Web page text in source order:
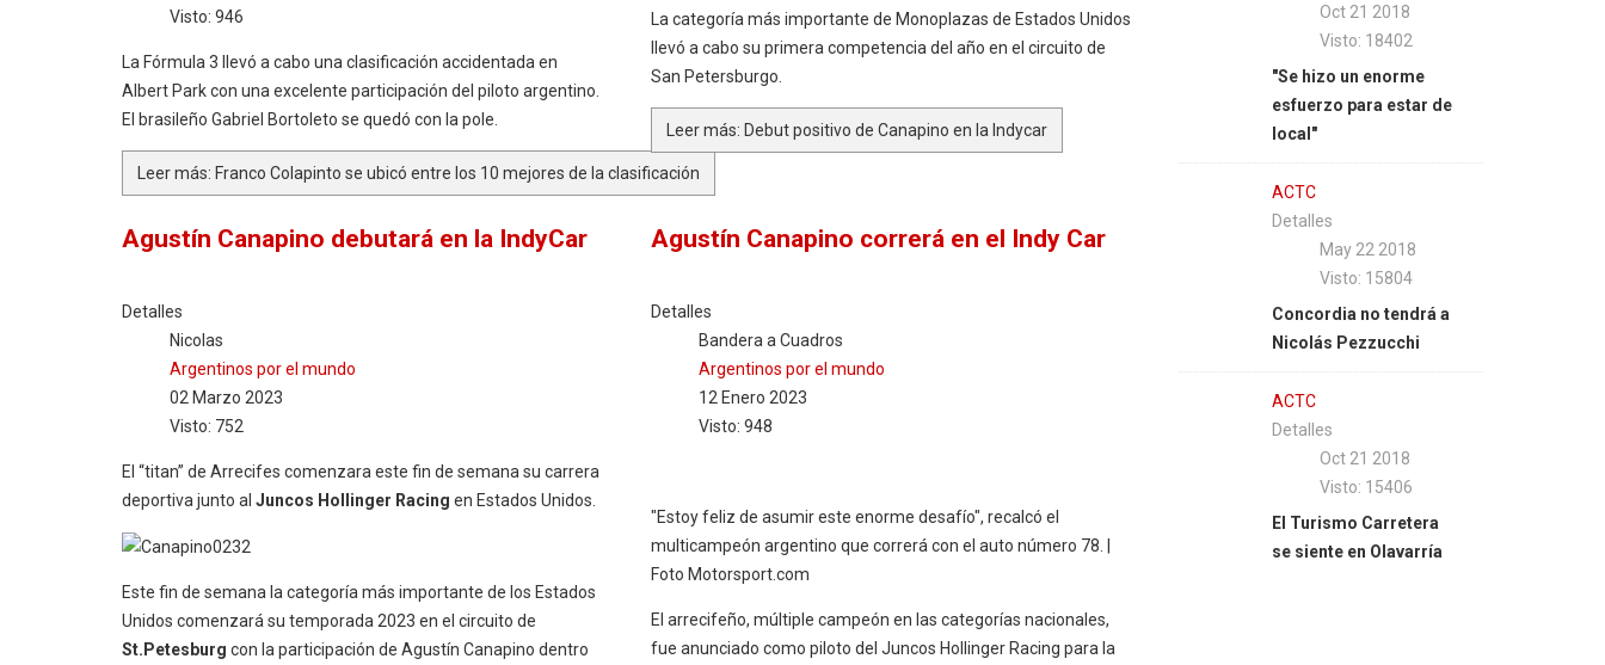
Visto: 946
La Fórmula 3 llevó a cabo una clasificación accidentada en
Albert Park con una excelente participación del piloto argentino.
El brasileño Gabriel Bortoleto se quedó con la pole.
Leer más: Franco Colapinto se ubicó entre los 10 mejores de la clasificación
La categoría más importante de Monoplazas de Estados Unidos
llevó a cabo su primera competencia del año en el circuito de
San Petersburgo.
Leer más: Debut positivo de Canapino en la Indycar
Agustín Canapino debutará en la IndyCar
Detalles
Nicolas
Argentinos por el mundo
02 Marzo 2023
Visto: 752
El “titan” de Arrecifes comenzara este fin de semana su carrera
deportiva junto al Juncos Hollinger Racing en Estados Unidos.
Este fin de semana la categoría más importante de los Estados
Unidos comenzará su temporada 2023 en el circuito de
St.Petesburg con la participación de Agustín Canapino dentro
Agustín Canapino correrá en el Indy Car
Detalles
Bandera a Cuadros
Argentinos por el mundo
12 Enero 2023
Visto: 948
"Estoy feliz de asumir este enorme desafío", recalcó el
multicampeón argentino que correrá con el auto número 78. |
Foto Motorsport.com
El arrecifeño, múltiple campeón en las categorías nacionales,
fue anunciado como piloto del Juncos Hollinger Racing para la
Oct 21 2018
Visto: 18402
"Se hizo un enorme
esfuerzo para estar de
local"
ACTC
Detalles
May 22 2018
Visto: 15804
Concordia no tendrá a
Nicolás Pezzucchi
ACTC
Detalles
Oct 21 2018
Visto: 15406
El Turismo Carretera
se siente en Olavarría